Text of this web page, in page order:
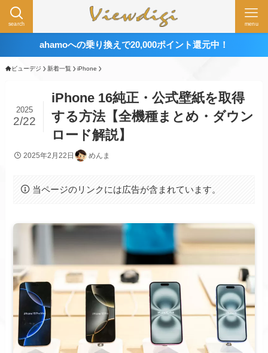
search menu
ahamoへの乗り換えで20,000ポイント還元中！
ビューデジ 新着一覧 iPhone
iPhone 16純正・公式壁紙を取得
する方法【全機種まとめ・ダウン
ロード解説】
2025
2/22
2025年2月22日 めんま
当ページのリンクには広告が含まれています。